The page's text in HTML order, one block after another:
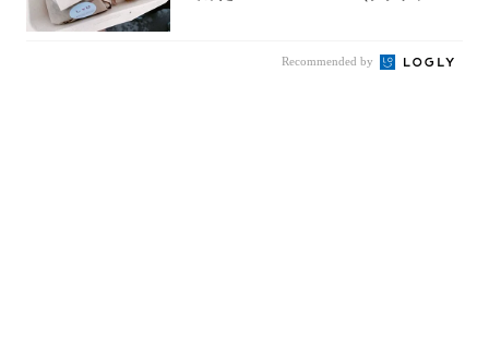
Recommended by